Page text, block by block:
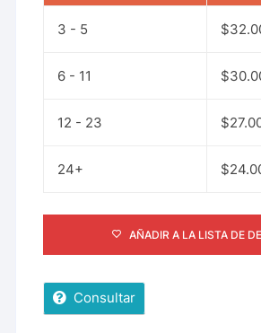
3 - 5 $
6 - 11 $
12 - 23 $
24+ $
AÑADIR A LA LISTA DE
Consultar